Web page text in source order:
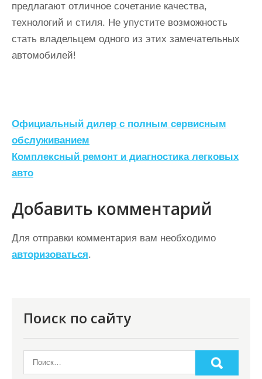
предлагают отличное сочетание качества,
технологий и стиля. Не упустите возможность
стать владельцем одного из этих замечательных
автомобилей!
Н
а
в
и
г
а
ц
и
Официальный дилер с полным сервисным
обслуживанием
Комплексный ремонт и диагностика легковых
авто
Добавить комментарий
Для отправки комментария вам необходимо
авторизоваться.
Поиск по сайту